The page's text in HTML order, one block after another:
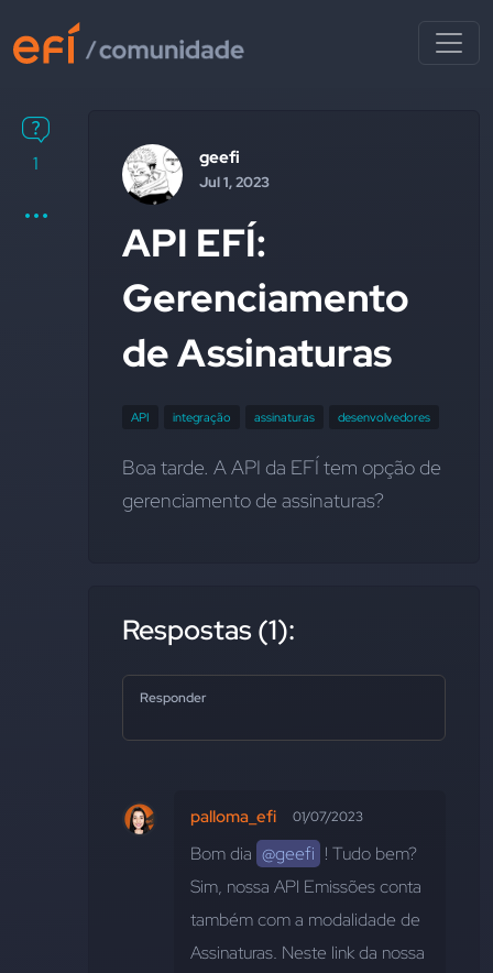
1 geefi
Jul 1, 2023
API EFÍ:
Gerenciamento
de Assinaturas
API integração assinaturas desenvolvedores
Boa tarde. A API da EFÍ tem opção de
gerenciamento de assinaturas?
Respostas (1):
Responder
palloma_efi 01/07/2023
Bom dia @geefi ! Tudo bem?
Sim, nossa API Emissões conta
também com a modalidade de
Assinaturas. Neste link da nossa